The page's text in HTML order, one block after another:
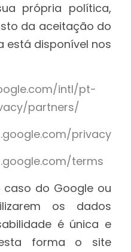
própria política,
da aceitação do
está disponível nos
intl/pt-
partners/
privacy
terms
caso do Google ou
os dados
é única e
forma o site